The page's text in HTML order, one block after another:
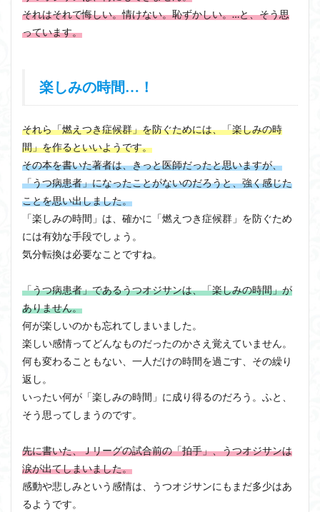
それはそれで悔しい。情けない。恥ずかしい。…と、そう思
っています。
楽しみの時間…！
それら「燃えつき症候群」を防ぐためには、「楽しみの時
間」を作るといいようです。
その本を書いた著者は、きっと医師だったと思いますが、
「うつ病患者」になったことがないのだろうと、強く感じた
ことを思い出しました。
「楽しみの時間」は、確かに「燃えつき症候群」を防ぐため
には有効な手段でしょう。
気分転換は必要なことですね。
「うつ病患者」であるうつオジサンは、「楽しみの時間」が
ありません。
何が楽しいのかも忘れてしまいました。
楽しい感情ってどんなものだったのかさえ覚えていません。
何も変わることもない、一人だけの時間を過ごす、その繰り
返し。
いったい何が「楽しみの時間」に成り得るのだろう。ふと、
そう思ってしまうのです。
先に書いた、Ｊリーグの試合前の「拍手」、うつオジサンは
涙が出てしまいました。
感動や悲しみという感情は、うつオジサンにもまだ多少はあ
るようです。